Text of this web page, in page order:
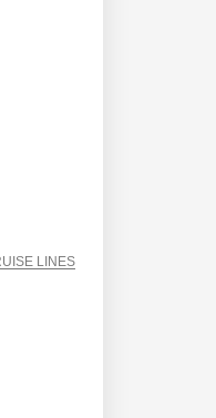
LINES